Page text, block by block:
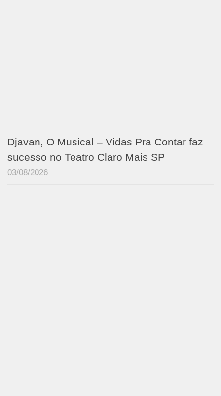
Djavan, O Musical – Vidas Pra Contar faz
sucesso no Teatro Claro Mais SP
03/08/2026